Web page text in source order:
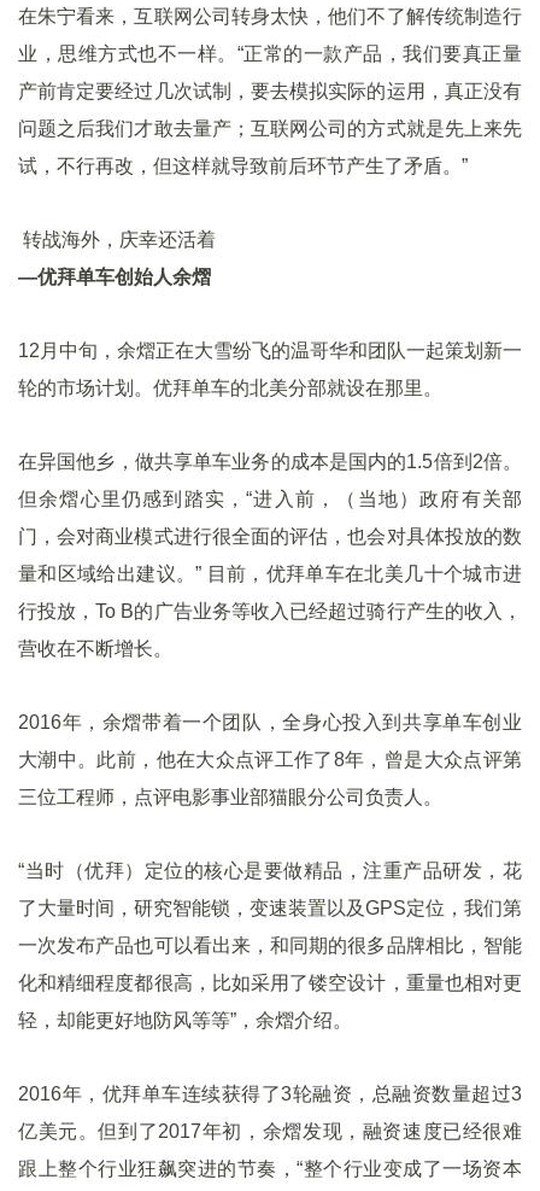
在朱宁看来，互联网公司转身太快，他们不了解传统制造行
业，思维方式也不一样。“正常的一款产品，我们要真正量
产前肯定要经过几次试制，要去模拟实际的运用，真正没有
问题之后我们才敢去量产；互联网公司的方式就是先上来先
试，不行再改，但这样就导致前后环节产生了矛盾。”
转战海外，庆幸还活着
—优拜单车创始人余熠
12月中旬，余熠正在大雪纷飞的温哥华和团队一起策划新一
轮的市场计划。优拜单车的北美分部就设在那里。
在异国他乡，做共享单车业务的成本是国内的1.5倍到2倍。
但余熠心里仍感到踏实，“进入前，（当地）政府有关部
门，会对商业模式进行很全面的评估，也会对具体投放的数
量和区域给出建议。” 目前，优拜单车在北美几十个城市进
行投放，To B的广告业务等收入已经超过骑行产生的收入，
营收在不断增长。
2016年，余熠带着一个团队，全身心投入到共享单车创业
大潮中。此前，他在大众点评工作了8年，曾是大众点评第
三位工程师，点评电影事业部猫眼分公司负责人。
“当时（优拜）定位的核心是要做精品，注重产品研发，花
了大量时间，研究智能锁，变速装置以及GPS定位，我们第
一次发布产品也可以看出来，和同期的很多品牌相比，智能
化和精细程度都很高，比如采用了镂空设计，重量也相对更
轻，却能更好地防风等等”，余熠介绍。
2016年，优拜单车连续获得了3轮融资，总融资数量超过3
亿美元。但到了2017年初，余熠发现，融资速度已经很难
跟上整个行业狂飙突进的节奏，“整个行业变成了一场资本